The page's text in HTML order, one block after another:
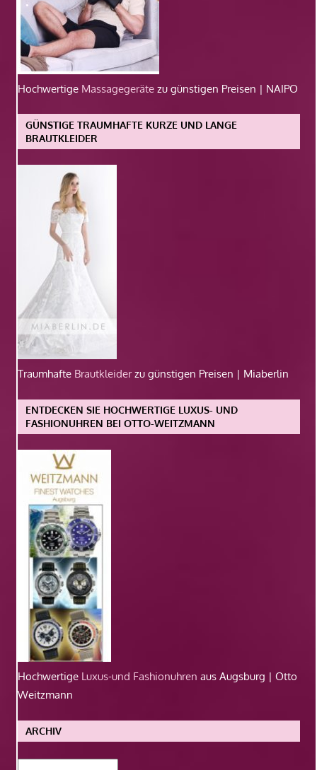
Hochwertige Massagegeräte zu günstigen Preisen | NAIPO
GÜNSTIGE TRAUMHAFTE KURZE UND LANGE
BRAUTKLEIDER
Traumhafte Brautkleiderzu günstigen Preisen | Miaberlin
ENTDECKEN SIE HOCHWERTIGE LUXUS- UND
FASHIONUHREN BEI OTTO-WEITZMANN
Hochwertige Luxus-und Fashionuhren aus Augsburg | Otto
Weitzmann
ARCHIV